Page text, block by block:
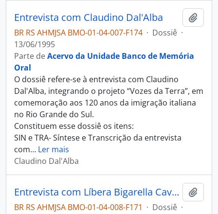
Entrevista com Claudino Dal'Alba
BR RS AHMJSA BMO-01-04-007-F174 · Dossiê ·
13/06/1995
Parte deAcervo da Unidade Banco de Memória
Oral
O dossiê refere-se à entrevista com Claudino
Dal'Alba, integrando o projeto “Vozes da Terra”, em
comemoração aos 120 anos da imigração italiana
no Rio Grande do Sul.
Constituem esse dossiê os itens:
SIN e TRA- Síntese e Transcrição da entrevista
com… Ler mais
Claudino Dal'Alba
Entrevista com Líbera Bigarella Cavagnolli
BR RS AHMJSA BMO-01-04-008-F171 · Dossiê ·